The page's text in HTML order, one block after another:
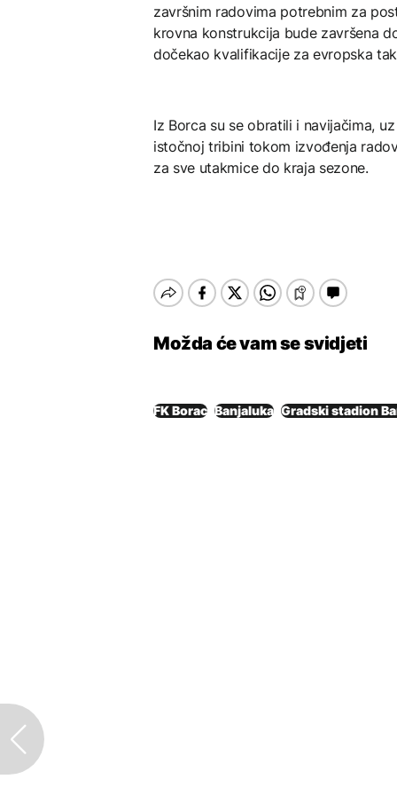
završnim radovima potrebnim za
krovna konstrukcija bude završena
dočekao kvalifikacije za evropska
Iz Borca su se obratili i navijačima,
istočnoj tribini tokom izvođenja
za sve utakmice do kraja sezone.
Možda će vam se svidjeti
FK Borac Banjaluka Gradski stadion